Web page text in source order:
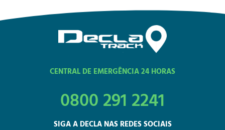
CENTRAL DE EMERGÊNCIA 24 HORAS
0800 291 2241
SIGA A DECLA NAS REDES SOCIAIS